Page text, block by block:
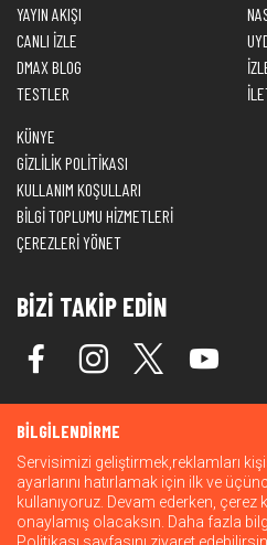
YAYIN AKIŞI
CANLI İZLE
DMAX BLOG
TESTLER
KÜNYE
GİZLİLİK POLİTİKASI
KULLANIM KOŞULLARI
BİLGİ TOPLUMU HİZMETLERİ
ÇEREZLERİ YÖNET
BİZİ TAKİP EDİN
© 2026 Warner Bros. Discovery, Inc.
BİLGİLENDİRME
Servisimizi geliştirmek,reklamları
ayarlarını hatırlamak için ilk ve
kullanıyoruz. Devam ederken, çerez
onaylamış olacaksın. Daha fazla